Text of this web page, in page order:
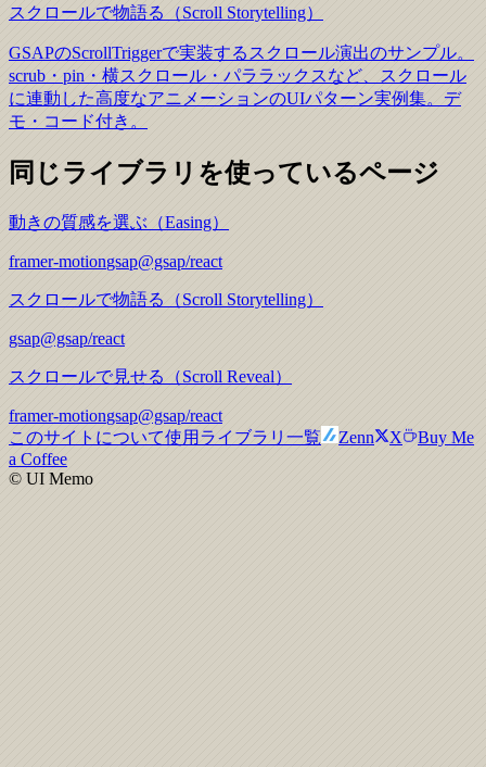
スクロールで物語る（Scroll Storytelling）
GSAPのScrollTriggerで実装するスクロール演出のサンプル。
scrub・pin・横スクロール・パララックスなど、スクロール
に連動した高度なアニメーションのUIパターン実例集。デ
モ・コード付き。
同じライブラリを使っているページ
動きの質感を選ぶ（Easing）
framer-motiongsap@gsap/react
スクロールで物語る（Scroll Storytelling）
gsap@gsap/react
スクロールで見せる（Scroll Reveal）
framer-motiongsap@gsap/react
このサイトについて使用ライブラリ一覧 Zenn X
Buy Me
a Coffee
© UI Memo